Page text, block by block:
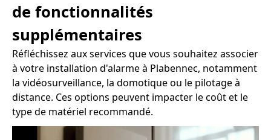
de fonctionnalités
supplémentaires
Réfléchissez aux services que vous souhaitez associer
à votre installation d'alarme à Plabennec, notamment
la vidéosurveillance, la domotique ou le pilotage à
distance. Ces options peuvent impacter le coût et le
type de matériel recommandé.